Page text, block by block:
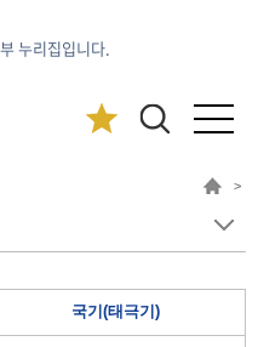
누리집입니다.
>
국기(태극기)